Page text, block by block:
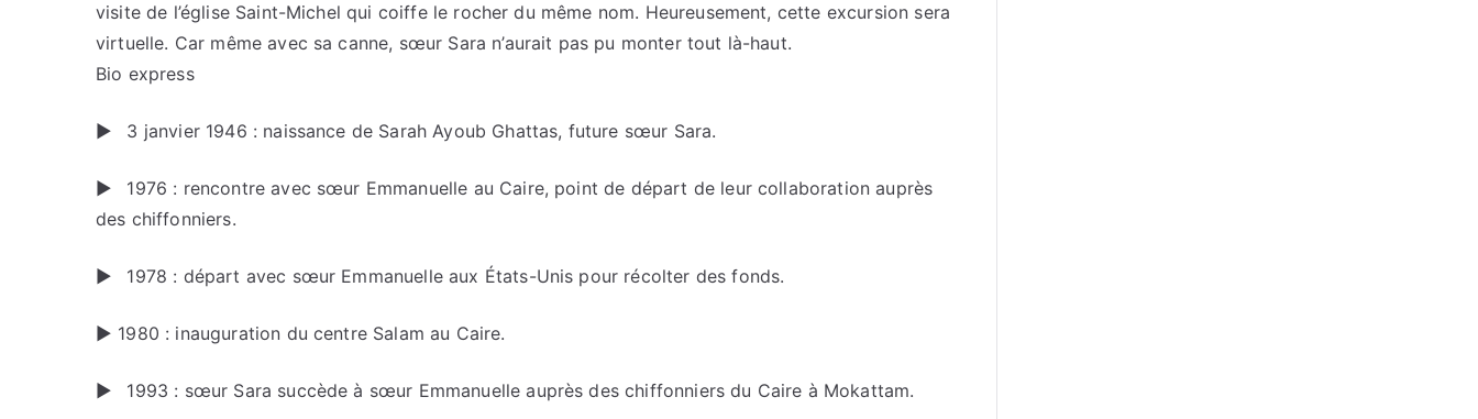
visite de l’église Saint-Michel qui coiffe le rocher du même nom. Heureusement, cette excursion sera
virtuelle. Car même avec sa canne, sœur Sara n’aurait pas pu monter tout là-haut.
Bio express
▶ 3 janvier 1946 : naissance de Sarah Ayoub Ghattas, future sœur Sara.
▶ 1976 : rencontre avec sœur Emmanuelle au Caire, point de départ de leur collaboration auprès
des chiffonniers.
▶ 1978 : départ avec sœur Emmanuelle aux États-Unis pour récolter des fonds.
▶ 1980 : inauguration du centre Salam au Caire.
▶ 1993 : sœur Sara succède à sœur Emmanuelle auprès des chiffonniers du Caire à Mokattam.